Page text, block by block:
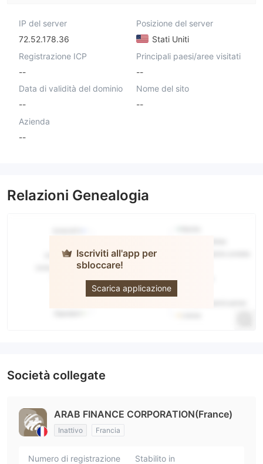
IP del server
72.52.178.36
Posizione del server
Stati Uniti
Registrazione ICP
--
Principali paesi/aree visitati
--
Data di validità del dominio
--
Nome del sito
--
Azienda
--
Relazioni Genealogia
Iscriviti all'app per
sbloccare!
Scarica applicazione
ARAB FINANCE
Società collegate
ARAB FINANCE CORPORATION(France)
Inattivo Francia
Numero di registrazione Stabilito in